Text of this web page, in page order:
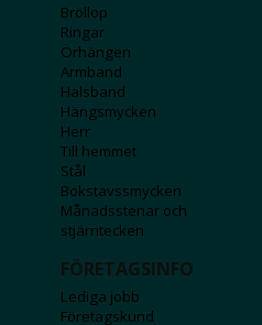
Bröllop
Ringar
Örhängen
Armband
Halsband
Hängsmycken
Herr
Till hemmet
Stål
Bokstavssmycken
Månadsstenar och
stjärntecken
FÖRETAGSINFO
Lediga jobb
Företagskund